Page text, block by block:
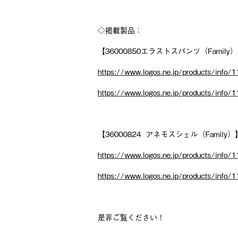
◇掲載製品：
【36000850エラストスパンツ（Family）
https://www.logos.ne.jp/products/info/
https://www.logos.ne.jp/products/info/
【36000824 アネモスシェル（Family）】
https://www.logos.ne.jp/products/info/
https://www.logos.ne.jp/products/info/
是非ご覧ください！